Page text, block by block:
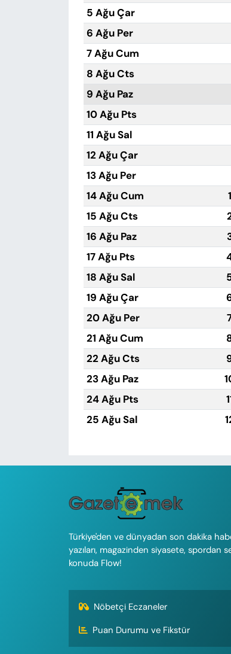
5 Ağu Çar
6 Ağu Per
7 Ağu Cum
8 Ağu Cts
9 Ağu Paz
10 Ağu Pts
11 Ağu Sal
12 Ağu Çar
13 Ağu Per
14 Ağu Cum
15 Ağu Cts
16 Ağu Paz
17 Ağu Pts
18 Ağu Sal
19 Ağu Çar
20 Ağu Per
21 Ağu Cum
22 Ağu Cts
23 Ağu Paz
24 Ağu Pts
25 Ağu Sal
Türkiye'den ve dünyadan son dakika
yazıları, magazinden siyasete, spordan
konuda Flow!
Nöbetçi Eczaneler
Puan Durumu ve Fikstür